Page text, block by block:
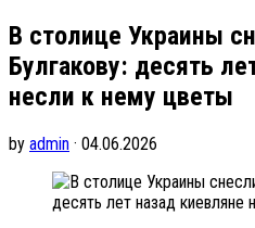
В столице Украины
Булгакову: десять
несли к нему цветы
by admin · 04.06.2026